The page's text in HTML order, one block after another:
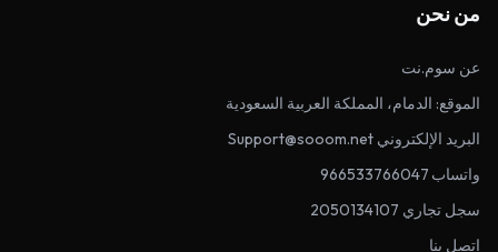
من نحن
عن سوم.نت
الموقع: الدمام، المملكة العربية السعودية
البريد الإلكتروني Support@sooom.net
واتساب 966533766047
سجل تجاري 2050134107
اتصل بنا